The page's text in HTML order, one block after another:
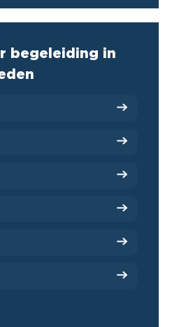
begeleiding in